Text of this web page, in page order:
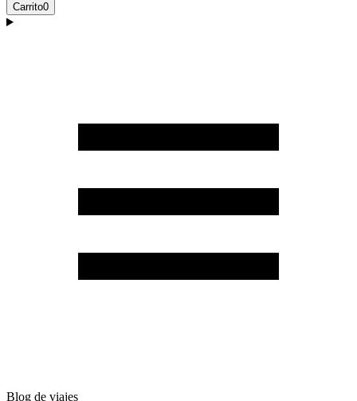
Carrito0
Blog de viajes